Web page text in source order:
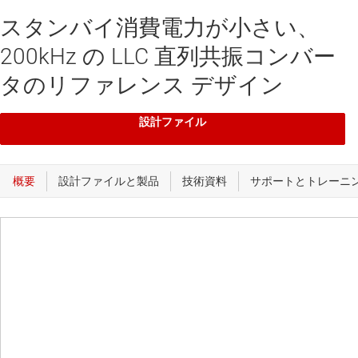
スタンバイ消費電力が小さい、
200kHz の LLC 直列共振コンバー
タのリファレンス デザイン
設計ファイル